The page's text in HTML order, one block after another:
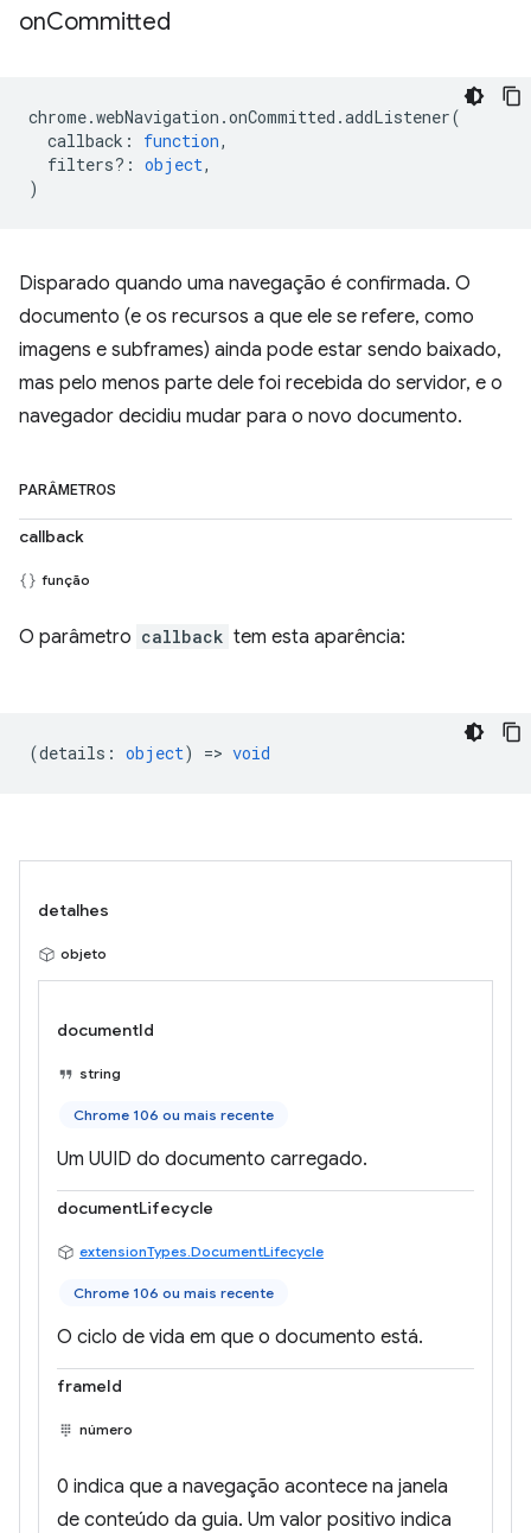
onCommitted
chrome.webNavigation .onCommitted .addListener(
callback : function,
filters? : object,
)
Disparado quando uma navegação é confirmada. O
documento (e os recursos a que ele se refere, como
imagens e subframes) ainda pode estar sendo baixado,
mas pelo menos parte dele foi recebida do servidor, e o
navegador decidiu mudar para o novo documento.
PARÂMETROS
callback
função
O parâmetro callback tem esta aparência:
(details : object) => void
detalhes
objeto
documentId
string
Chrome 106 ou mais recente
Um UUID do documento carregado.
documentLifecycle
extensionTypes.DocumentLifecycle
Chrome 106 ou mais recente
O ciclo de vida em que o documento está.
frameId
número
0 indica que a navegação acontece na janela
de conteúdo da guia. Um valor positivo indica